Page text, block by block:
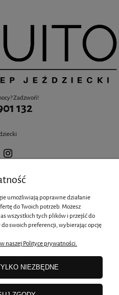
Zadzwoń!
132
KONTO
I DOSTAWA
umożliwiają poprawne działanie
do Twoich potrzeb. Możesz
wszystkich tych plików i przejść do
swoich preferencji, wybierając opcję
naszej Polityce prywatności.
NIEZBĘDNE